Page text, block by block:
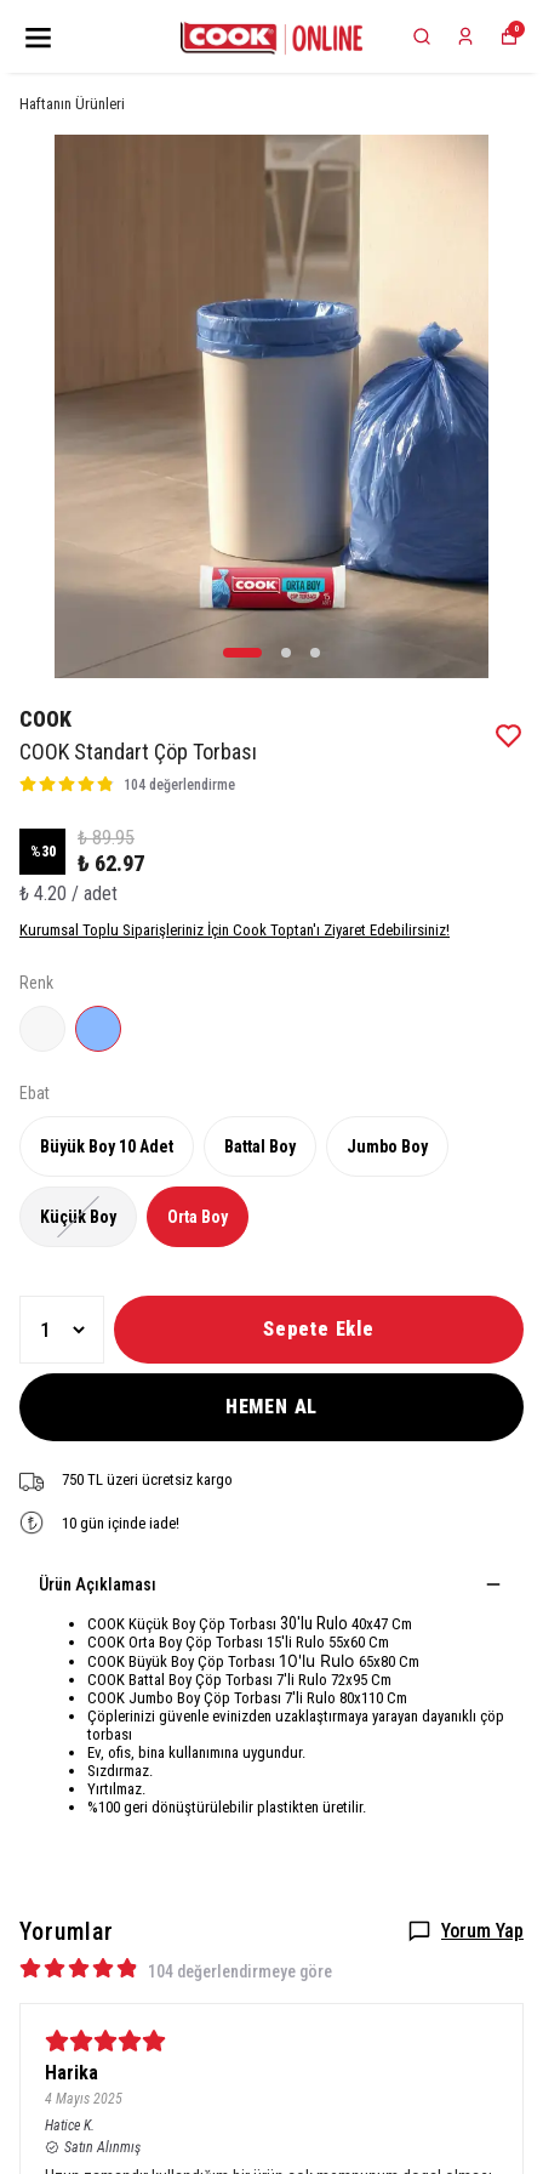
0
Haftanın Ürünleri
COOK
COOK Standart Çöp Torbası
104 değerlendirme
%30
₺ 89.95
₺ 62.97
₺ 4.20 / adet
Kurumsal Toplu Siparişleriniz İçin Cook Toptan'ı Ziyaret Edebilirsiniz!
Renk
Ebat
Büyük Boy 10 Adet Battal Boy Jumbo Boy
Küçük Boy Orta Boy
Sepete Ekle
HEMEN AL
750 TL üzeri ücretsiz kargo
10 gün içinde iade!
Ürün Açıklaması
COOK Küçük Boy Çöp Torbası 30'lu Rulo 40x47 Cm
COOK Orta Boy Çöp Torbası 15'li Rulo 55x60 Cm
COOK Büyük Boy Çöp Torbası 10'lu Rulo 65x80 Cm
COOK Battal Boy Çöp Torbası 7'li Rulo 72x95 Cm
COOK Jumbo Boy Çöp Torbası 7'li Rulo 80x110 Cm
Çöplerinizi güvenle evinizden uzaklaştırmaya yarayan dayanıklı çöp
torbası
Ev, ofis, bina kullanımına uygundur.
Sızdırmaz.
Yırtılmaz.
%100 geri dönüştürülebilir plastikten üretilir.
Yorumlar Yorum Yap
104 değerlendirmeye göre
Harika
4 Mayıs 2025
Hatice K.
Satın Alınmış